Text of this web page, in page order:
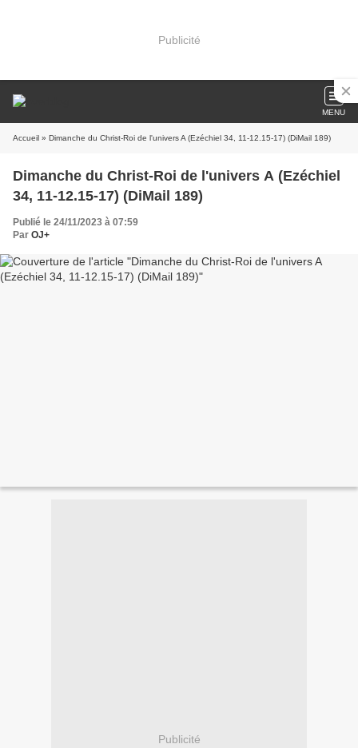
Publicité
MENU
Accueil » Dimanche du Christ-Roi de l'univers A (Ezéchiel 34, 11-12.15-17) (DiMail 189)
Dimanche du Christ-Roi de l'univers A (Ezéchiel
34, 11-12.15-17) (DiMail 189)
Publié le 24/11/2023 à 07:59
Par OJ+
Publicité